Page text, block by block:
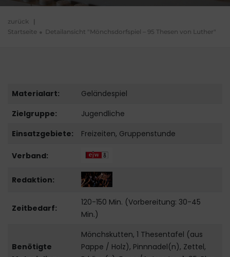
zurück |
Startseite
Detailansicht "Mönchsdorfspiel – 95 Thesen von Luther"
Materialart:
Geländespiel
Zielgruppe:
Jugendliche
Einsatzgebiete:
Freizeiten, Gruppenstunde
Verband:
Redaktion:
Zeitbedarf:
120-150 Min. (Vorbereitung: 30-45
Min.)
Benötigte
Mönchskutten, 1 Thesentafel (aus
Pappe / Holz), Pinnnadel(n), Zettel,